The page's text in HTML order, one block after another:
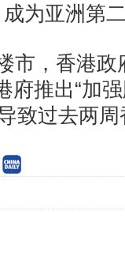
为亚洲第
市，香港
府推出“加
致过去两